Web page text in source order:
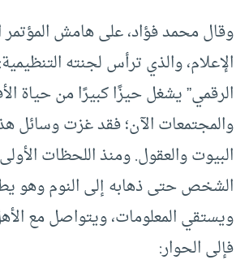
وقال محمد فؤاد، على هامش المؤتمر
الإعلام، والذي ترأس لجنته
الرقمي” يشغل حيزًا كبيرًا من حياة
والمجتمعات الآن؛ فقد غزت وسائل
البيوت والعقول. ومنذ اللحظات
الشخص حتى ذهابه إلى النوم وهو
ويستقي المعلومات، ويتواصل مع
فإلى الحوار: